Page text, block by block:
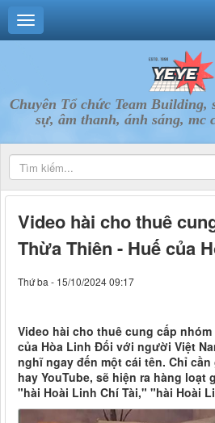
Chuyên Tổ chức Team Building,
sự, âm thanh, ánh sáng, mc
Video hài cho thuê
Thừa Thiên - Huế của
Thứ ba - 15/10/2024 09:17
Video hài cho thuê cung cấp
của Hòa Linh Đối với người Việt
nghĩ ngay đến một cái tên. Chỉ
hay YouTube, sẽ hiện ra hàng
"hài Hoài Linh Chí Tài," "hài Hoài